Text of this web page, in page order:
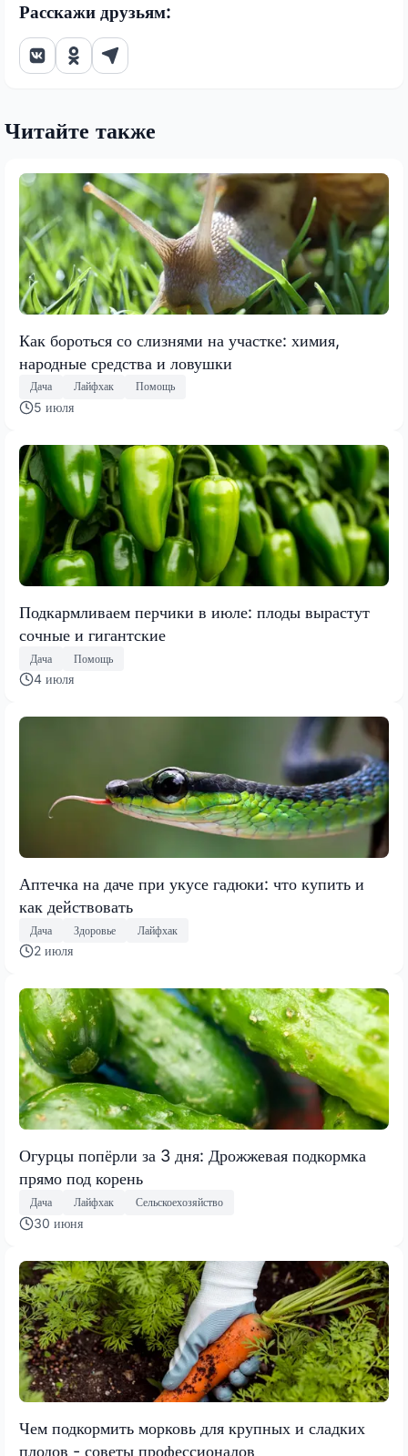
Расскажи друзьям:
Читайте также
Как бороться со слизнями на участке: химия,
народные средства и ловушки
Дача Лайфхак Помощь
5 июля
Подкармливаем перчики в июле: плоды вырастут
сочные и гигантские
Дача Помощь
4 июля
Аптечка на даче при укусе гадюки: что купить и
как действовать
Дача Здоровье Лайфхак
2 июля
Огурцы попёрли за 3 дня: Дрожжевая подкормка
прямо под корень
Дача Лайфхак Сельскоехозяйство
30 июня
Чем подкормить морковь для крупных и сладких
плодов - советы профессионалов